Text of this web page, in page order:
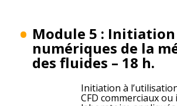
Module 5 :
numériques de la
des fluides – 18 h.
Initiation à
CFD commerciaux